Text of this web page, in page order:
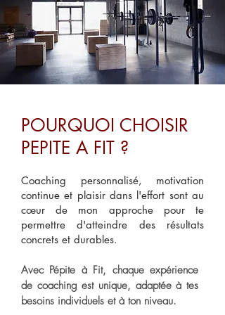
POURQUOI CHOISIR
PEPITE A FIT ?
Coaching personnalisé, motivation
continue et plaisir dans l'effort sont au
cœur de mon approche pour te
permettre d'atteindre des résultats
concrets et durables.
Avec Pépite à Fit, chaque expérience
de coaching est unique, adaptée à tes
besoins individuels et à ton niveau.